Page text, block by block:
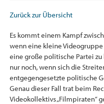
Zurück zur Übersicht
Es kommt einem Kampf
wenn eine kleine
eine große politische Partei
nur noch, wenn sich die
entgegengesetzte politische
Genau dieser Fall trat beim
Videokollektivs „Filmpiraten“